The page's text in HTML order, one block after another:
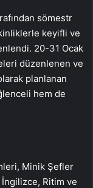
sömestr
keyifli ve
20-31 Ocak
düzenlenen ve
planlanan
hem de
Minik Şefler
İngilizce, Ritim ve